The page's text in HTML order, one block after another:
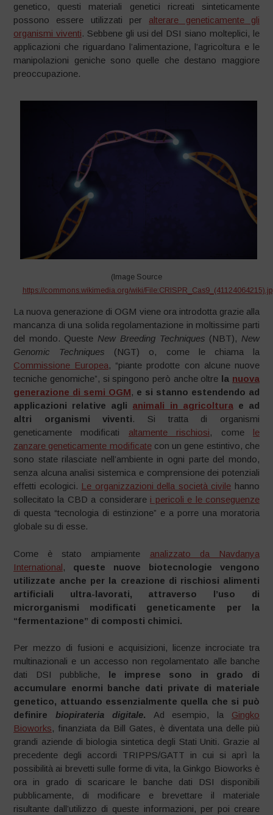
genetico, questi materiali genetici ricreati sinteticamente
possono essere utilizzati per alterare geneticamente gli
organismi viventi. Sebbene gli usi del DSI siano molteplici, le
applicazioni che riguardano l’alimentazione, l’agricoltura e le
manipolazioni geniche sono quelle che destano maggiore
preoccupazione.
(Image Source
https://commons.wikimedia.org/wiki/
La nuova generazione di OGM viene ora introdotta grazie alla
mancanza di una solida regolamentazione in moltissime parti
del mondo. Queste New Breeding Techniques (NBT), New
Genomic Techniques (NGT) o, come le chiama la
Commissione Europea, “piante prodotte con alcune nuove
tecniche genomiche”, si spingono però anche oltre la nuova
generazione di semi OGM, e si stanno estendendo ad
applicazioni relative agli animali in agricolturae ad
altri organismi viventi. Si tratta di organismi
geneticamente modificati altamente rischiosi, come le
zanzare geneticamente modificatecon un gene estintivo, che
sono state rilasciate nell’ambiente in ogni parte del mondo,
senza alcuna analisi sistemica e comprensione dei potenziali
effetti ecologici. Le organizzazioni della società civile hanno
sollecitato la CBD a considerare i pericoli e le conseguenze
di questa “tecnologia di estinzione” e a porre una moratoria
globale su di esse.
Come è stato ampiamente analizzato da Navdanya
International, queste nuove biotecnologie vengono
utilizzate anche per la creazione di rischiosi alimenti
artificiali ultra-lavorati, attraverso l’uso di
microrganismi modificati geneticamente per la
“fermentazione” di composti chimici.
Per mezzo di fusioni e acquisizioni, licenze incrociate tra
multinazionali e un accesso non regolamentato alle banche
dati DSI pubbliche, le imprese sono in grado di
accumulare enormi banche dati private di materiale
genetico, attuando essenzialmente quella che si può
definire biopirateria digitale. Ad esempio, la Gingko
Bioworks, finanziata da Bill Gates, è diventata una delle più
grandi aziende di biologia sintetica degli Stati Uniti. Grazie al
precedente degli accordi TRIPPS/GATT in cui si aprì la
possibilità ai brevetti sulle forme di vita, la Ginkgo Bioworks è
ora in grado di scaricare le banche dati DSI disponibili
pubblicamente, di modificare e brevettare il materiale
risultante dall’utilizzo di queste informazioni, per poi creare